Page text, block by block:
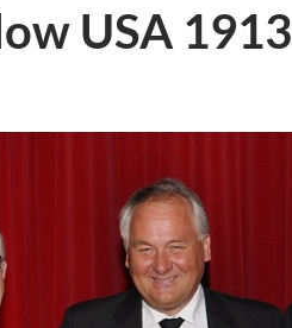
USA 1913